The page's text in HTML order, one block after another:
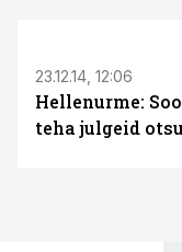
23.12.14, 12:06
Hellenurme:
teha julgeid